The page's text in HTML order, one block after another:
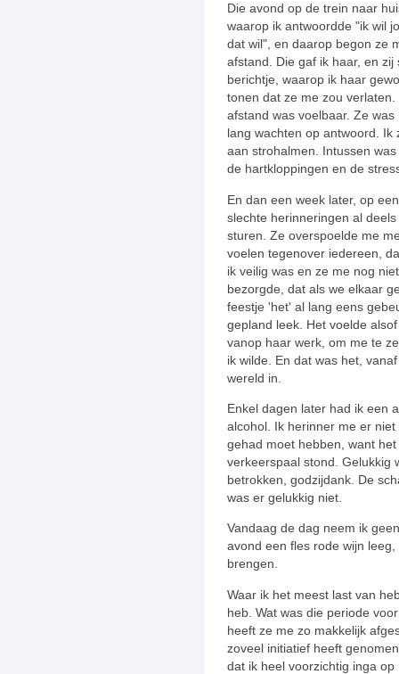
Die avond op de trein naar
waarop ik antwoordde "ik wil
dat wil", en daarop begon ze
afstand. Die gaf ik haar, en
berichtje, waarop ik haar
tonen dat ze me zou
afstand was voelbaar. Ze
lang wachten op antwoord.
aan strohalmen. Intussen
de hartkloppingen en de
En dan een week later, op
slechte herinneringen al
sturen. Ze overspoelde me
voelen tegenover iedereen,
ik veilig was en ze me nog
bezorgde, dat als we elkaar
feestje 'het' al lang eens
gepland leek. Het voelde
vanop haar werk, om me te
ik wilde. En dat was het,
wereld in.
Enkel dagen later had ik een
alcohol. Ik herinner me er
gehad moet hebben, want
verkeerspaal stond. Gelukkig
betrokken, godzijdank. De
was er gelukkig niet.
Vandaag de dag neem ik
avond een fles rode wijn
brengen.
Waar ik het meest last van
heb. Wat was die periode
heeft ze me zo makkelijk
zoveel initiatief heeft
dat ik heel voorzichtig inga